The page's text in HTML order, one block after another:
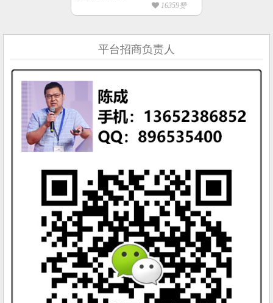
16359赞
平台招商负责人